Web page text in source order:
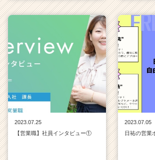
2023.07.25
【営業職】社員インタビュー①
2023.07.05
日祐の営業